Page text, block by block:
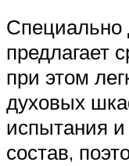
Специально
предлагает
при этом
духовых
испытания и
состав,